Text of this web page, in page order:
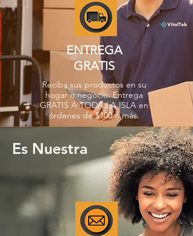
ENTREGA
GRATIS
Reciba sus productos en su
hogar o negocio. Entrega
GRATIS A TODA LA ISLA en
órdenes de $100 o más.
Es Nuestra